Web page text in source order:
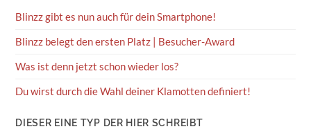
Blinzz gibt es nun auch für dein Smartphone!
Blinzz belegt den ersten Platz | Besucher-Award
Was ist denn jetzt schon wieder los?
Du wirst durch die Wahl deiner Klamotten definiert!
DIESER EINE TYP DER HIER SCHREIBT